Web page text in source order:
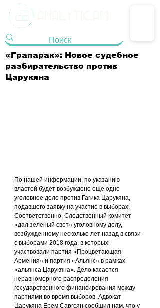
«Грапарак»: Новое судебное
разбирательство против
Царукяна
По нашей информации, по указанию
властей будет возбуждено еще одно
уголовное дело против Гагика Царукяна,
подавшего заявку на участие в выборах.
Соответственно, Следственный комитет
«дал зеленый свет» уголовному делу,
возбужденному несколько лет назад в связи
с выборами 2018 года, в которых
участвовали партия «Процветающая
Армения» и партия «Альянс» в рамках
«альянса Царукяна». Дело касается
неравномерного распределения
государственного финансирования между
партиями во время выборов. Адвокат
Царукяна Ерем Саргсян сообщил нам, что у